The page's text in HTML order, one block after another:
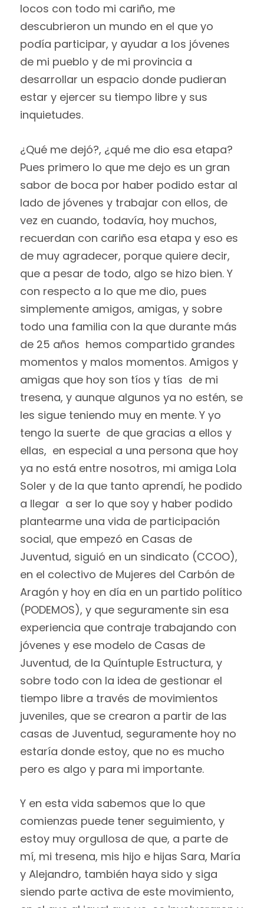
locos con todo mi cariño, me
descubrieron un mundo en el que yo
podía participar, y ayudar a los jóvenes
de mi pueblo y de mi provincia a
desarrollar un espacio donde pudieran
estar y ejercer su tiempo libre y sus
inquietudes.
¿Qué me dejó?, ¿qué me dio esa etapa?
Pues primero lo que me dejo es un gran
sabor de boca por haber podido estar al
lado de jóvenes y trabajar con ellos, de
vez en cuando, todavía, hoy muchos,
recuerdan con cariño esa etapa y eso es
de muy agradecer, porque quiere decir,
que a pesar de todo, algo se hizo bien. Y
con respecto a lo que me dio, pues
simplemente amigos, amigas, y sobre
todo una familia con la que durante más
de 25 años hemos compartido grandes
momentos y malos momentos. Amigos y
amigas que hoy son tíos y tías de mi
tresena, y aunque algunos ya no estén, se
les sigue teniendo muy en mente. Y yo
tengo la suerte de que gracias a ellos y
ellas, en especial a una persona que hoy
ya no está entre nosotros, mi amiga Lola
Soler y de la que tanto aprendí, he podido
a llegar a ser lo que soy y haber podido
plantearme una vida de participación
social, que empezó en Casas de
Juventud, siguió en un sindicato (CCOO),
en el colectivo de Mujeres del Carbón de
Aragón y hoy en día en un partido político
(PODEMOS), y que seguramente sin esa
experiencia que contraje trabajando con
jóvenes y ese modelo de Casas de
Juventud, de la Quíntuple Estructura, y
sobre todo con la idea de gestionar el
tiempo libre a través de movimientos
juveniles, que se crearon a partir de las
casas de Juventud, seguramente hoy no
estaría donde estoy, que no es mucho
pero es algo y para mi importante.
Y en esta vida sabemos que lo que
comienzas puede tener seguimiento, y
estoy muy orgullosa de que, a parte de
mí, mi tresena, mis hijo e hijas Sara, María
y Alejandro, también haya sido y siga
siendo parte activa de este movimiento,